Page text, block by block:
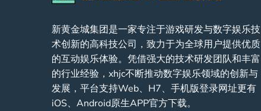
新黄金城集团是一家专注于游戏研发与数字娱乐技
术创新的高科技公司，致力于为全球用户提供优质
的互动娱乐体验。凭借强大的技术研发团队和丰富
的行业经验，xhjc不断推动数字娱乐领域的创新与
发展，平台支持Web、H7、手机版登录网址更有
iOS、Android原生APP官方下载。